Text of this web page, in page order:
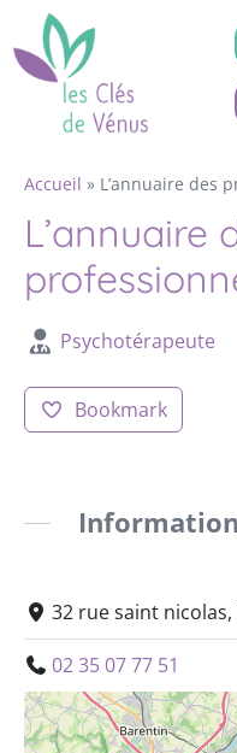
Accueil » L’annuaire des
L’annuaire
Psychotérapeute
Bookmark
32 rue saint nicolas,
02 35 07 77 51